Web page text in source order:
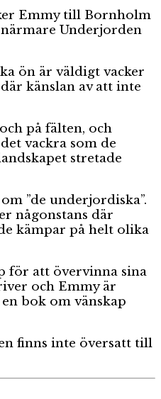
Emmy till Bornholm
Underjorden
ön är väldigt vacker
känslan av att inte
på fälten, och
vackra som de
stretade
”de underjordiska”.
någonstans där
kämpar på helt olika
för att övervinna sina
och Emmy är
bok om vänskap
finns inte översatt till